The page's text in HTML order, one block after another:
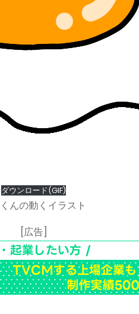
ダウンロード(GIF)
んの動くイラスト
[広告]